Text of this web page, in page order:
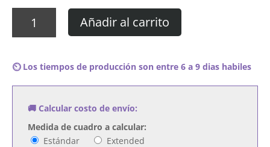
Deftones
music
cantidad
Añadir al carrito
⏲️ Los tiempos de producción son entre 6 a 9 dias habiles
🚚 Calcular costo de envío:
Medida de cuadro a calcular:
Estándar
Extended